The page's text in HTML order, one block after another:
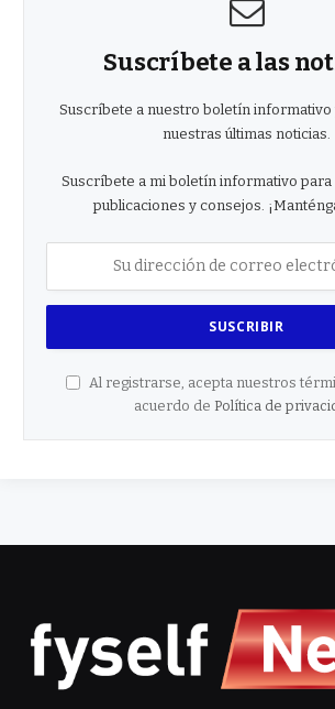
Suscríbete a las
Suscríbete a nuestro boletín informativo
nuestras últimas noticias.
Suscríbete a mi boletín informativo
publicaciones y consejos.
Al registrarse, acepta nuestros
acuerdo de Política de